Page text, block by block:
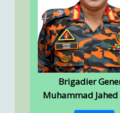
Brigadier
Muhammad Jahed